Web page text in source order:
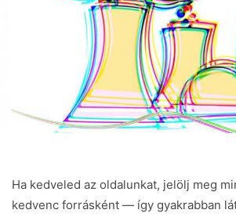
Ha kedveled az oldalunkat, jelölj meg
kedvenc forrásként — így gyakrabban